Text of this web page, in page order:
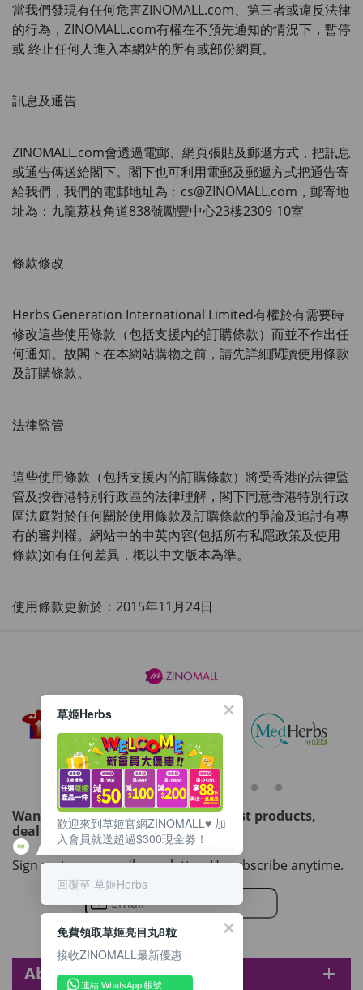
當我們發現有任何危害ZINOMALL.com、第三者或違反法律
的行為， ZINOMALL.com有權在不預先通知的情況下，暫停
或 終止任何人進入本網站的所有或部份網頁。
訊息及通告
ZINOMALL.com會透過電郵、網頁張貼及郵遞方式，把訊息
或通告傳送給閣下。閣下也可利用電郵及郵遞方式把通告寄
給我們，我們的電郵地址為﹕ cs@ZINOMALL.com ，郵寄地
址為：九龍荔枝角道838號勵豐中心23樓2309-10室
條款修改
Herbs Generation International Limited有權於有需要時
修改這些使用條款（包括支援內的訂購條款）而並不作出任
何通知。故閣下在本網站購物之前，請先詳細閱讀使用條款
及訂購條款。
法律監管
這些使用條款（包括支援內的訂購條款）將受香港的法律監
管及按香港特別行政區的法律理解，閣下同意香港特別行政
區法庭對於任何關於使用條款及訂購條款的爭論及追討有專
有的審判權。網站中的中英內容(包括所有私隱政策及使用
條款)如有任何差異，概以中文版本為準。
使用條款更新於： 2015年11 月24日
Want to get updated on all our latest products,
deals, events, and promotions?
Sign up to our email newsletter. Unsubscribe anytime.
About zinomall add
草姬Herbs
歡迎來到草姬官網ZINOMALL♥️ 加
入會員就送超過$300現金劵！
回覆至 草姬Herbs
免費領取草姬亮目丸8粒
接收ZINOMALL最新優惠
連結 WhatsApp 帳號